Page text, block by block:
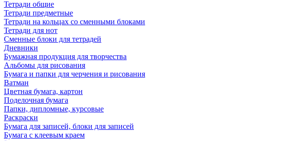
Тетради общие
Тетради предметные
Тетради на кольцах со сменными блоками
Тетради для нот
Сменные блоки для тетрадей
Дневники
Бумажная продукция для творчества
Альбомы для рисования
Бумага и папки для черчения и рисования
Ватман
Цветная бумага, картон
Поделочная бумага
Папки, дипломные, курсовые
Раскраски
Бумага для записей, блоки для записей
Бумага с клеевым краем